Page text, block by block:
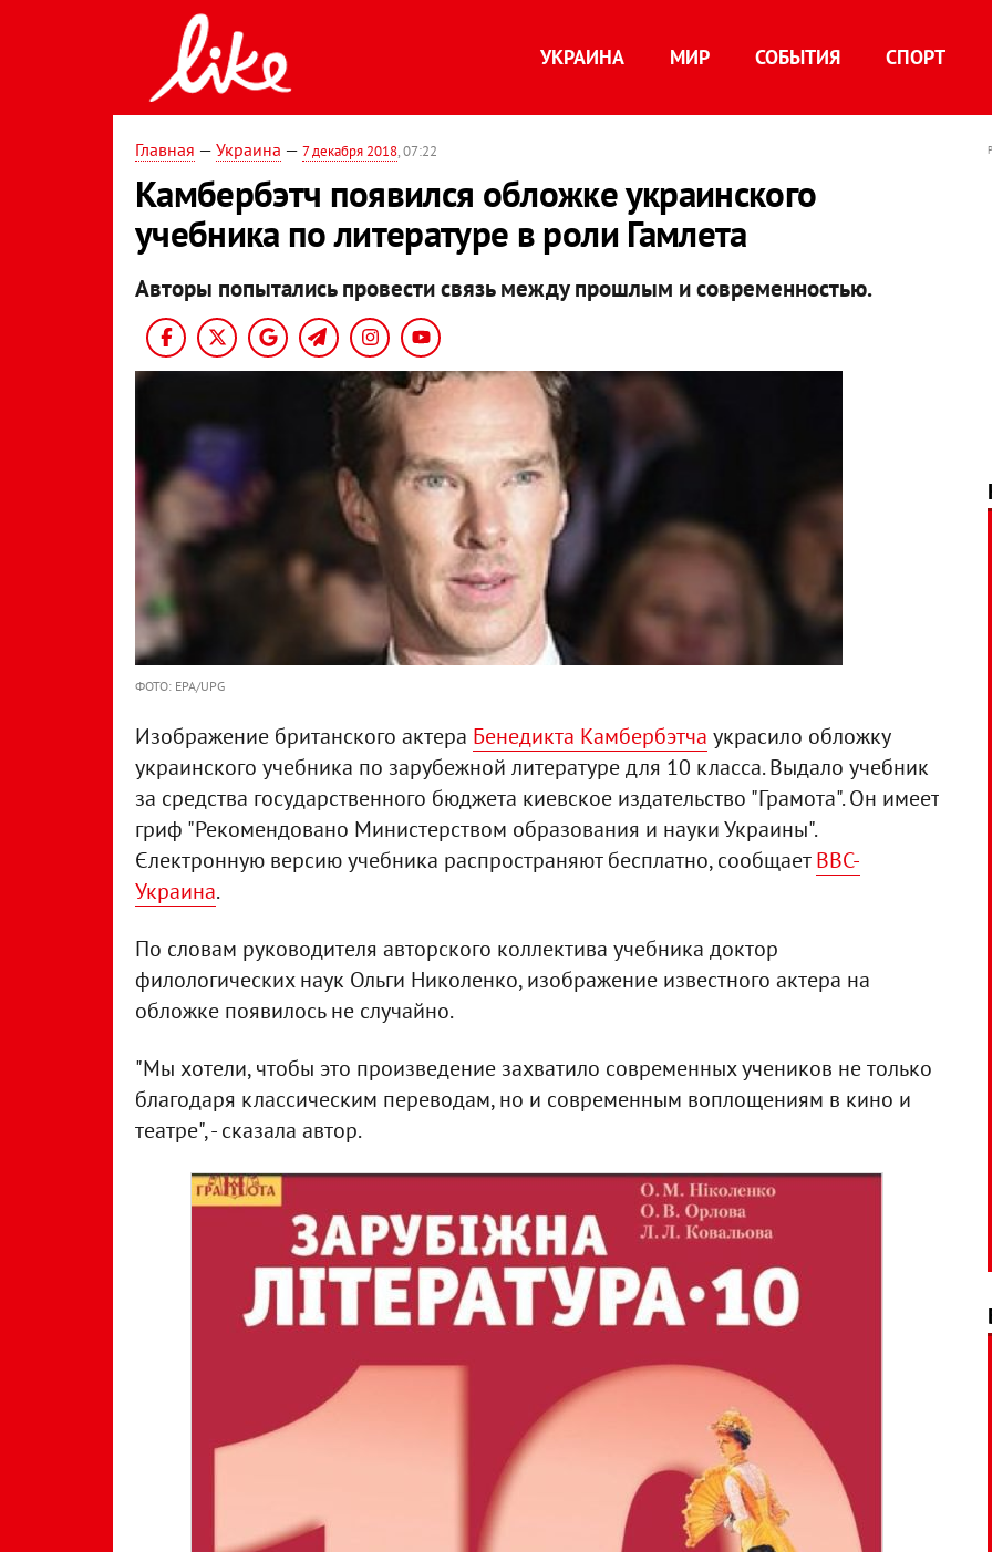
УКРАИНА МИР СОБЫТИЯ СПОРТ
Главная — Украина — 7 декабря 2018, 07:22
Камбербэтч появился обложке украинского
учебника по литературе в роли Гамлета
Авторы попытались провести связь между прошлым и современностью.
ФОТО: EPA/UPG
Изображение британского актера Бенедикта Камбербэтча украсило обложку
украинского учебника по зарубежной литературе для 10 класса. Выдало учебник
за средства государственного бюджета киевское издательство "Грамота". Он имеет
гриф "Рекомендовано Министерством образования и науки Украины".
Єлектронную версию учебника распространяют бесплатно, сообщаетВВС-
Украина.
По словам руководителя авторского коллектива учебника доктор
филологических наук Ольги Николенко, изображение известного актера на
обложке появилось не случайно.
"Мы хотели, чтобы это произведение захватило современных учеников не только
благодаря классическим переводам, но и современным воплощениям в кино и
театре", - сказала автор.